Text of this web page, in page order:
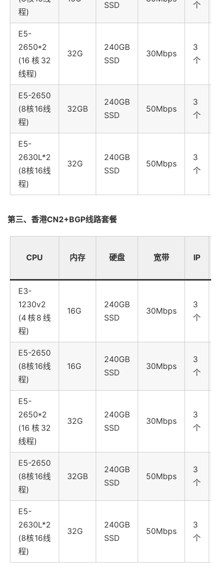
程)
SSD 个
E5-
2650*2
(16核32
线程)
32G
240GB
SSD
30Mbps
3
个
E5-2650
(8核16线
程)
32GB
240GB
SSD
50Mbps
3
个
E5-
2630L*2
(8核16线
程)
32G
240GB
SSD
50Mbps
3
个
第三、香港CN2+BGP线路套餐
CPU 内存 硬盘 宽带 IP
E3-
1230v2
(4核8线
程)
16G
240GB
SSD
30Mbps
3
个
E5-2650
(8核16线
程)
16G
240GB
SSD
30Mbps
3
个
E5-
2650*2
(16核32
线程)
32G
240GB
SSD
30Mbps
3
个
E5-2650
(8核16线
程)
32GB
240GB
SSD
50Mbps
3
个
E5-
2630L*2
(8核16线
程)
32G
240GB
SSD
50Mbps
3
个